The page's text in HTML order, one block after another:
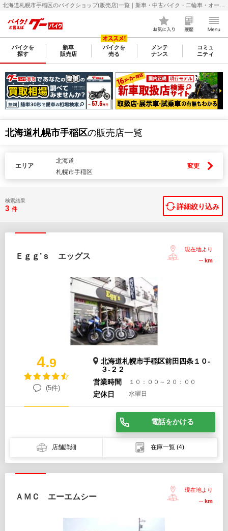
バイクを
探す
新車
販売店
バイクを
売る
メンテ
ナンス
コミュ
ニティ
北海道札幌市手稲区の販売店一覧
エリア
北海道
札幌市手稲区
変更
検索結果
3 件 詳細絞り込み
Ｅｇｇ’ｓ エッグス
現在地より
-- km
4.9
(5件)
北海道札幌市手稲区前田四条１０-
３-２２
営業時間
１０：００～２０：００
定休日 水曜日
電話をかける
店舗詳細 在庫一覧 (4)
ＡＭＣ エーエムシー
現在地より
-- km